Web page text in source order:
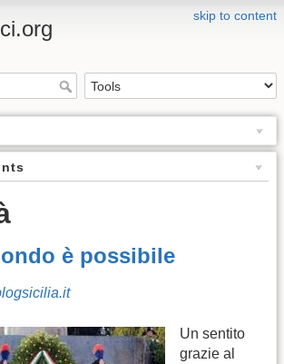
skip to content
è possibile
Un sentito
grazie al